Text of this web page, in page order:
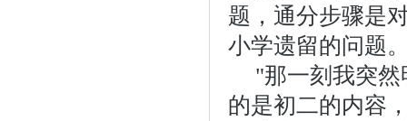
题，通分步骤是
小学遗留的问题
"那一刻我突
的是初二的内容